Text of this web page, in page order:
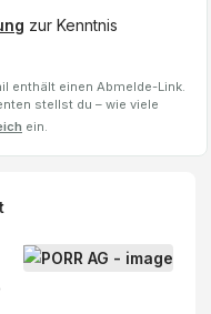
zur Kenntnis
enthält einen Abmelde-Link.
stellst du – wie viele
ein.